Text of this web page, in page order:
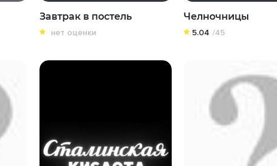
Завтрак в постель
нет оценки
Челночницы
5.04 /45